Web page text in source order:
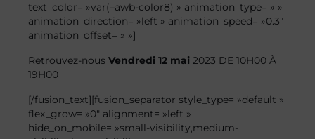
text_color= »var(–awb-color8) » animation_type= » »
animation_direction= »left » animation_speed= »0.3″
animation_offset= » »]
Retrouvez-nous Vendredi 12 mai 2023 DE 10H00 À
19H00
[/fusion_text][fusion_separator style_type= »default »
flex_grow= »0″ alignment= »left »
hide_on_mobile= »small-visibility,medium-